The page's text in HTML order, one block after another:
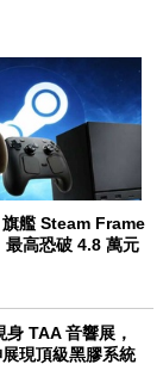
艦 Steam Frame
最高恐破 4.8 萬元
TAA 音響展，
現頂級黑膠系統